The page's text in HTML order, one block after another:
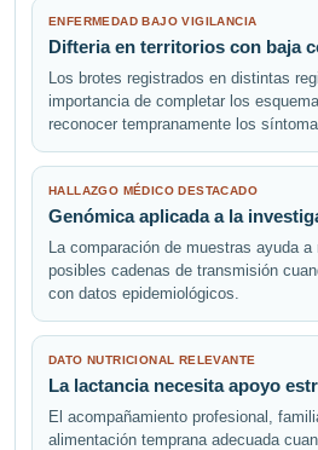
ENFERMEDAD BAJO VIGILANCIA
Difteria en territorios con baja
Los brotes registrados en distintas
importancia de completar los
reconocer tempranamente los
HALLAZGO MÉDICO DESTACADO
Genómica aplicada a la
La comparación de muestras ayuda
posibles cadenas de transmisión
con datos epidemiológicos.
DATO NUTRICIONAL RELEVANTE
La lactancia necesita apoyo
El acompañamiento profesional,
alimentación temprana adecuada